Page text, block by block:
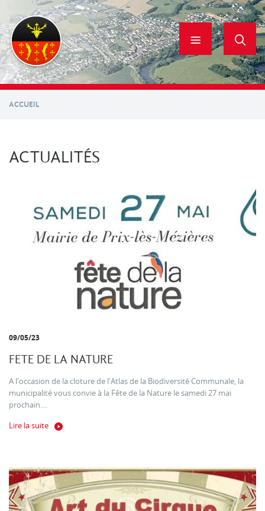
contenu
principal
ACCUEIL
ACTUALITÉS
09/05/23
FETE DE LA NATURE
A l'occasion de la cloture de l'Atlas de la Biodiversité Communale, la
municipalité vous convie à la Fête de la Nature le samedi 27 mai
prochain....
Lire la suite